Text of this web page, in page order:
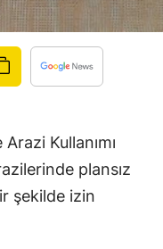
Denizli
Diyarbakır
Erzincan
Erzurum
Kullanımı
plansız
şekilde izin